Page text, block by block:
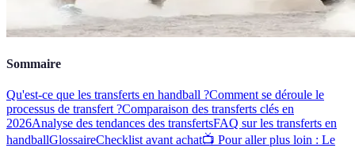
Sommaire
Qu'est-ce que les transferts en handball ?Comment se déroule le
processus de transfert ?Comparaison des transferts clés en
2026Analyse des tendances des transfertsFAQ sur les transferts en
handballGlossaireChecklist avant achat📺 Pour aller plus loin : Le